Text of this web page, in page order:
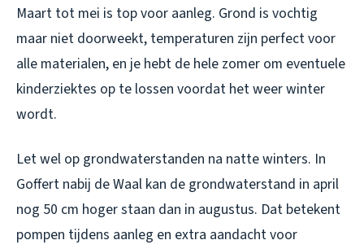
Maart tot mei is top voor aanleg. Grond is vochtig
maar niet doorweekt, temperaturen zijn perfect voor
alle materialen, en je hebt de hele zomer om eventuele
kinderziektes op te lossen voordat het weer winter
wordt.
Let wel op grondwaterstanden na natte winters. In
Goffert nabij de Waal kan de grondwaterstand in april
nog 50 cm hoger staan dan in augustus. Dat betekent
pompen tijdens aanleg en extra aandacht voor